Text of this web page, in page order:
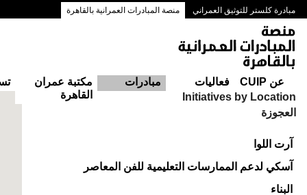
مبادرة كلستر للتوثيق العمراني منصة المبادرات العمرانية بالقاهرة
ممرات وسط البلد بالقاهرة
عن CUIP فعاليات مبادرات
مكتبة عمران
القاهرة
Initiatives by Location
العجوزة
آرت اللوا
آسكي لدعم الممارسات التعليمية للفن المعاصر
البناء